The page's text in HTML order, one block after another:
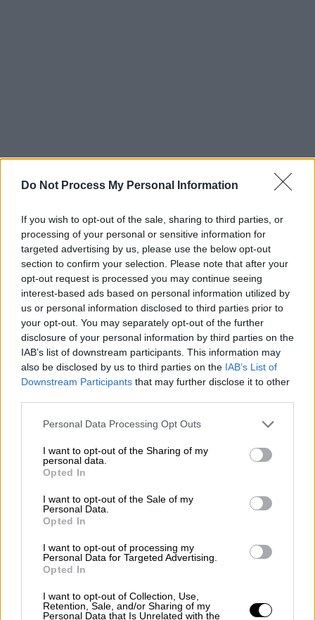
Do Not Process My Personal Information
If you wish to opt-out of the sale, sharing to third parties, or
processing of your personal or sensitive information for
targeted advertising by us, please use the below opt-out
section to confirm your selection. Please note that after your
opt-out request is processed you may continue seeing
interest-based ads based on personal information utilized by
us or personal information disclosed to third parties prior to
your opt-out. You may separately opt-out of the further
disclosure of your personal information by third parties on the
IAB’s list of downstream participants. This information may
also be disclosed by us to third parties on the IAB’s List of
Downstream Participants that may further disclose it to other
Please note that this website/app uses one or more Google
not limited to your visit or usage behaviour. You may click to
grant or deny consent to Google and its third-party tags to
use your data for below specified purposes in below Google
consent section.
Personal Data Processing Opt Outs
I want to opt-out of the Sharing of my
personal data.
Opted In
I want to opt-out of the Sale of my
Personal Data.
Opted In
I want to opt-out of processing my
Personal Data for Targeted Advertising.
Opted In
I want to opt-out of Collection, Use,
Retention, Sale, and/or Sharing of my
Personal Data that Is Unrelated with the
Ο άγνωστος τσακωμός με τον Νίκο
Καρβέλα
Κατά τη διάρκεια της συνέντευξης, ο
Γιώργος Θεοφάνους αποκάλυψε τον
άγνωστο τσακωμό του με τονΝίκο
Καρβέλα. «Βρεθήκαμε πριν αρκετά χρόνια
στη γιορτή του, με φώναξε στο καμαρίνι της
Άννας και ήταν πολύ ειλικρινής και πολύ
ντόμπρος. Μου είπε: "Μόνο εσύ μπορείς να
γράψεις για την Άννα" και του απάντησα:
"Ευχαριστώ πολύ, σε τρεις μήνες, επειδή η
τρεις μέρες με πήρε και μου είπε: "Πού είναι
τα τραγούδια;" Σε μια βδομάδα πάλι με πήρε.
Σήμερα δεν μιλάμε με τον Νίκο, έχουμε κάνει
έχουμε ξαναμιλήσει.Τσακωθήκαμε γιατί δεν
του έφερα τραγούδια για την Άννα
τελείωσα ποτέ και δεν προλάβαμε να τα
κάνουμε. Είναι η πρώτη φορά που το λέω
αυτό και ελπίζω να μη δει την εκπομπή.
Μπορεί να μη θυμάται τον καβγά που με
έβριζε και φώναζε. Εγώ αλήθεια κρατήθηκα,